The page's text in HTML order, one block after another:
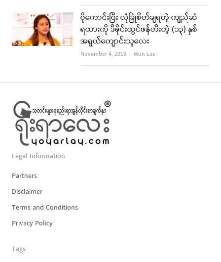
ပိုကောင်းပြီး လုံခြုံစိတ်ချရတဲ့ ကျည်ဆံ
ရထားကို ဒီဇိုင်းထွင်ဖန်တီးတဲ့ (၁၃) နှစ်
အရွယ်ကျောင်းသူလေး
November 4, 2019 Author
Wun Lae
Legal Information
Partners
Disclaimer
Terms and Conditions
Privacy Policy
Tags